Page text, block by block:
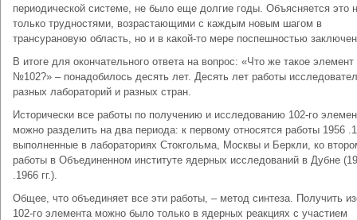
периодической системе, не было еще долгие годы. Объясняется это
только трудностями, возрастающими с каждым новым шагом в
трансурановую область, но и в какой-то мере поспешностью
В итоге для окончательного ответа на вопрос: «Что же такое элемент
№102?» – понадобилось десять лет. Десять лет работы
разных лабораторий и разных стран.
Исторически все работы по получению и исследованию 102-го
можно разделить на два периода: к первому относятся работы 1956
выполненные в лабораториях Стокгольма, Москвы и Беркли, ко
работы в Объединенном институте ядерных исследований в Дубне
.1966 гг.).
Общее, что объединяет все эти работы, – метод синтеза. Получить
102-го элемента можно было только в ядерных реакциях с участием